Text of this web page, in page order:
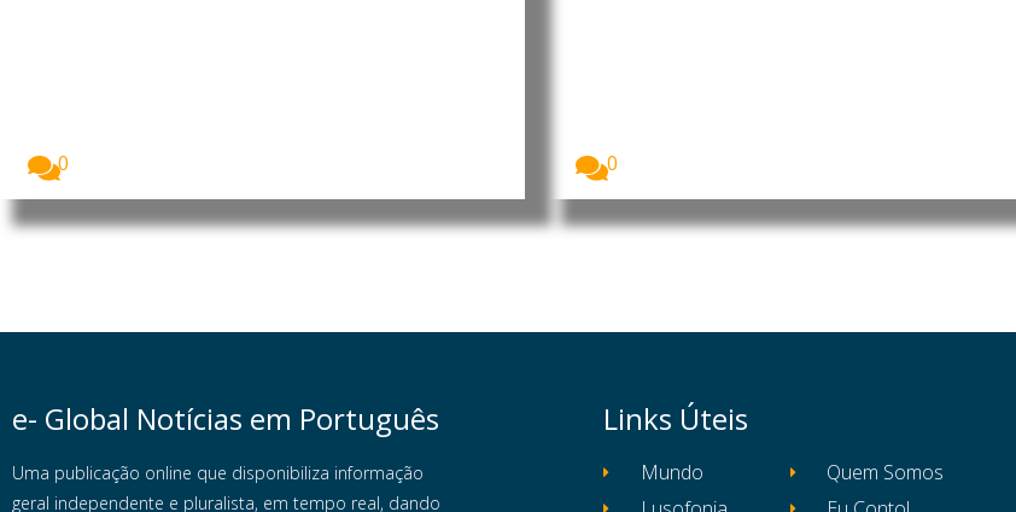
0
0
e- Global Notícias em Português
Uma publicação online que disponibiliza informação
geral independente e pluralista, em tempo real, dando
Links Úteis
Mundo
Quem Somos